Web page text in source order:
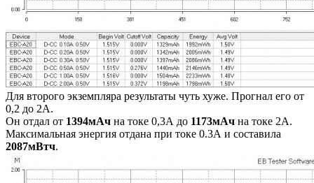
Для второго экземпляра результаты чуть хуже. Прогнал его от
0,2 до 2А.
Он отдал от 1394мАч на токе 0,3А до 1173мАч на токе 2А.
Максимальная энергия отдана при токе 0.3А и составила
2087мВтч.